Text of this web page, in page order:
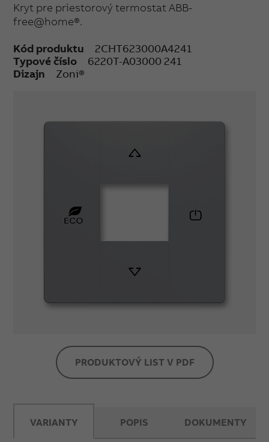
Kryt pre priestorový termostat ABB-
free@home®.
Kód produktu
2CHT623000A4241
Typové číslo
6220T-A03000 241
Dizajn
Zoni®
PRODUKTOVÝ LIST V PDF
VARIANTY POPIS DOKUMENTY